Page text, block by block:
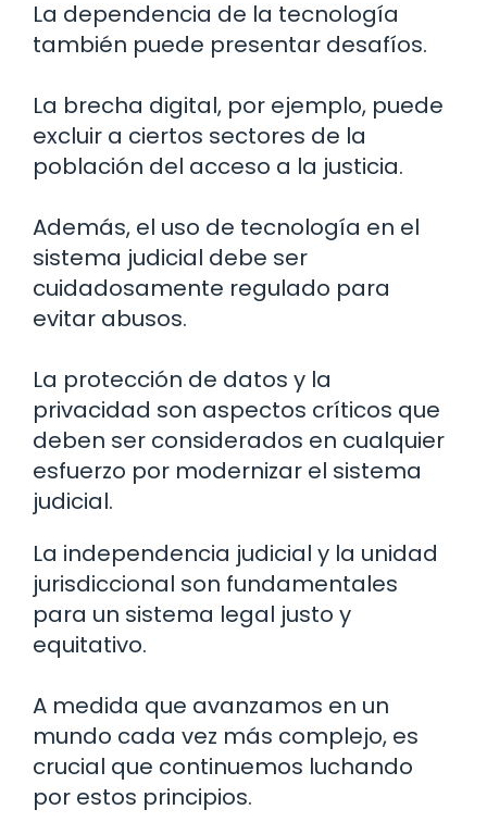
La dependencia de la tecnología
también puede presentar desafíos.
La brecha digital, por ejemplo, puede
excluir a ciertos sectores de la
población del acceso a la justicia.
Además, el uso de tecnología en el
sistema judicial debe ser
cuidadosamente regulado para
evitar abusos.
La protección de datos y la
privacidad son aspectos críticos que
deben ser considerados en cualquier
esfuerzo por modernizar el sistema
judicial.
La independencia judicial y la unidad
jurisdiccional son fundamentales
para un sistema legal justo y
equitativo.
A medida que avanzamos en un
mundo cada vez más complejo, es
crucial que continuemos luchando
por estos principios.